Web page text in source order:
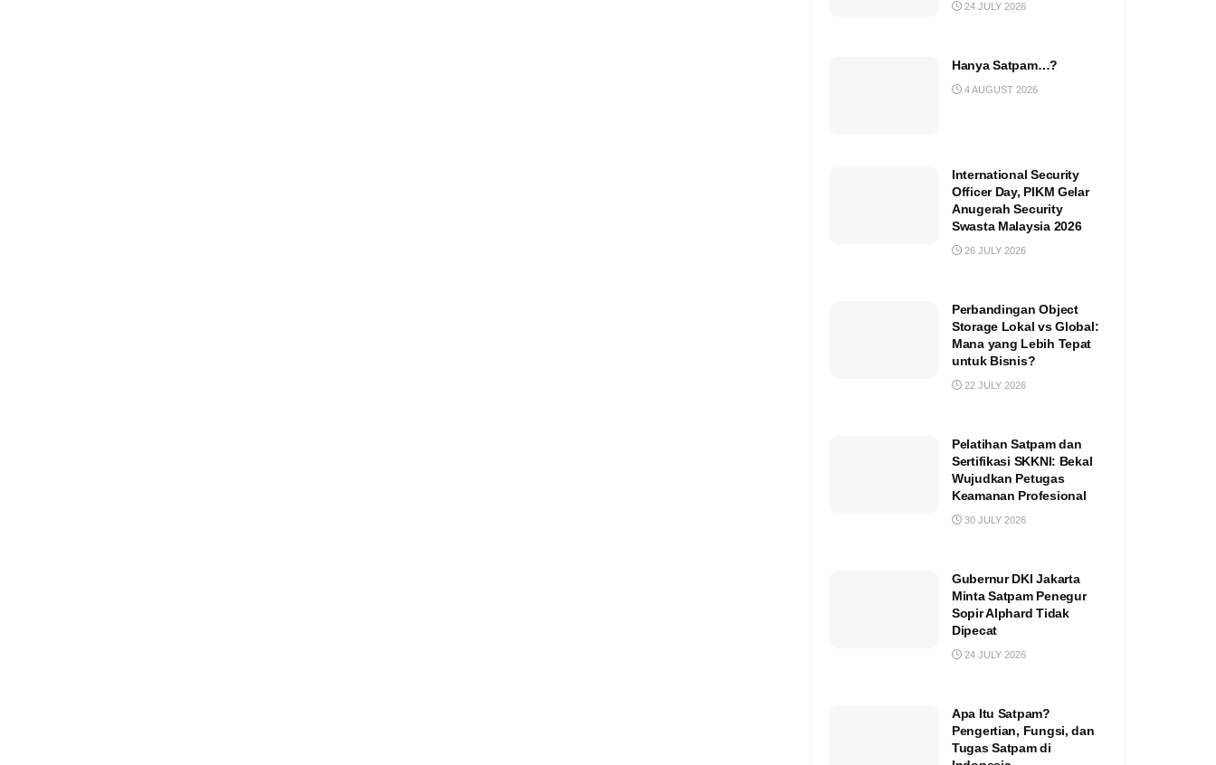
24 JULY 2026
Hanya Satpam…?
4 AUGUST 2026
International Security
Officer Day, PIKM Gelar
Anugerah Security
Swasta Malaysia 2026
26 JULY 2026
Perbandingan Object
Storage Lokal vs Global:
Mana yang Lebih Tepat
untuk Bisnis?
22 JULY 2026
Pelatihan Satpam dan
Sertifikasi SKKNI: Bekal
Wujudkan Petugas
Keamanan Profesional
30 JULY 2026
Gubernur DKI Jakarta
Minta Satpam Penegur
Sopir Alphard Tidak
Dipecat
24 JULY 2026
Apa Itu Satpam?
Pengertian, Fungsi, dan
Tugas Satpam di